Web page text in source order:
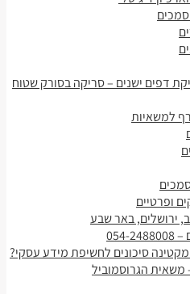
דפים ישנים – סריקה בסורק שטוח
למשאיות
ופרטיים
ירושלים, באר שבע
סיכונים לחשיפת מידע עסקי?
הגרוסמוביל